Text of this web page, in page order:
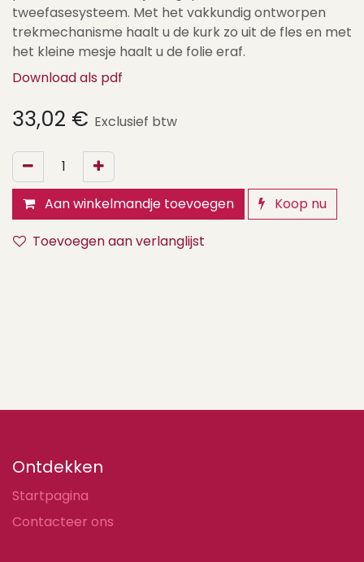
tweefasesysteem. Met het vakkundig ontworpen
trekmechanisme haalt u de kurk zo uit de fles en met
het kleine mesje haalt u de folie eraf.
Download als pdf
33,02 € Exclusief btw
Aan winkelmandje toevoegen
Koop nu
Toevoegen aan verlanglijst
Ontdekken
Startpagina
Contacteer ons